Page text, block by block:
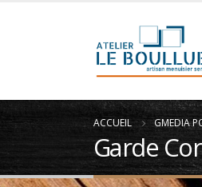
ACCUEIL GMEDIA
Garde